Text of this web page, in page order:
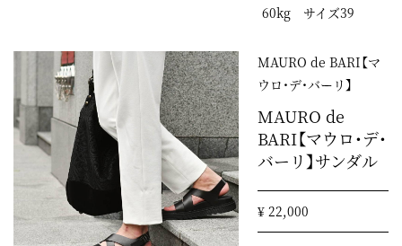
60kg サイズ39
MAURO de BARI【マ
ウロ・デ・バーリ】
MAURO de
BARI【マウロ・デ・
バーリ】サンダル
¥ 22,000